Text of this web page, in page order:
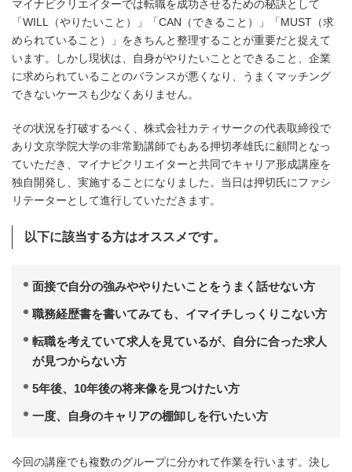
マイナビクリエイターでは転職を成功させるための秘訣として
「WILL（やりたいこと）」「CAN（できること）」「MUST（求
められていること）」をきちんと整理することが重要だと捉えて
います。しかし現状は、自身がやりたいこととできること、企業
に求められていることのバランスが悪くなり、うまくマッチング
できないケースも少なくありません。
その状況を打破するべく、株式会社カティサークの代表取締役で
あり文京学院大学の非常勤講師でもある押切孝雄氏に顧問となっ
ていただき、マイナビクリエイターと共同でキャリア形成講座を
独自開発し、実施することになりました。当日は押切氏にファシ
リテーターとして進行していただきます。
以下に該当する方はオススメです。
面接で自分の強みややりたいことをうまく話せない方
職務経歴書を書いてみても、イマイチしっくりこない方
転職を考えていて求人を見ているが、自分に合った求人
が見つからない方
5年後、10年後の将来像を見つけたい方
一度、自身のキャリアの棚卸しを行いたい方
今回の講座でも複数のグループに分かれて作業を行います。決し